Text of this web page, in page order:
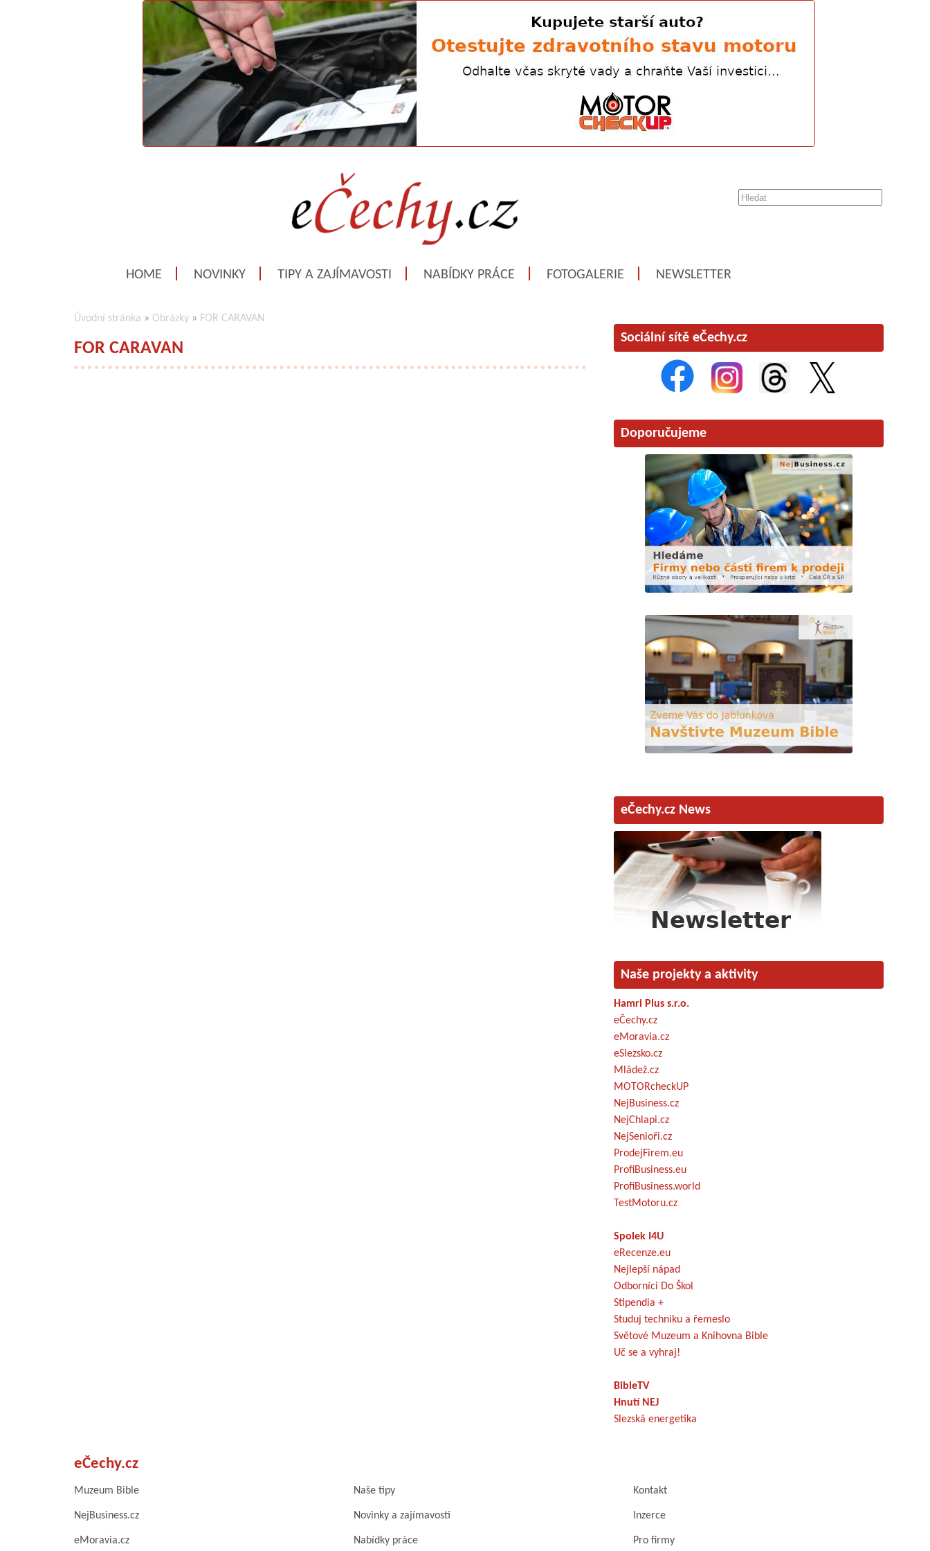
HOME NOVINKY TIPY A ZAJÍMAVOSTI NABÍDKY PRÁCE FOTOGALERIE NEWSLETTER
Úvodní stránka » Obrázky » FOR CARAVAN
FOR CARAVAN
Sociální sítě eČechy.cz
Doporučujeme
eČechy.cz News
Naše projekty a aktivity
Hamri Plus s.r.o.
eČechy.cz
eMoravia.cz
eSlezsko.cz
Mládež.cz
MOTORcheckUP
NejBusiness.cz
NejChlapi.cz
NejSenioři.cz
ProdejFirem.eu
ProfiBusiness.eu
ProfiBusiness.world
TestMotoru.cz
Spolek I4U
eRecenze.eu
Nejlepší nápad
Odborníci Do Škol
Stipendia +
Studuj techniku a řemeslo
Světové Muzeum a Knihovna Bible
Uč se a vyhraj!
BibleTV
Hnutí NEJ
Slezská energetika
eČechy.cz
Muzeum Bible Naše tipy Kontakt
NejBusiness.cz Novinky a zajímavosti Inzerce
eMoravia.cz Nabídky práce Pro firmy